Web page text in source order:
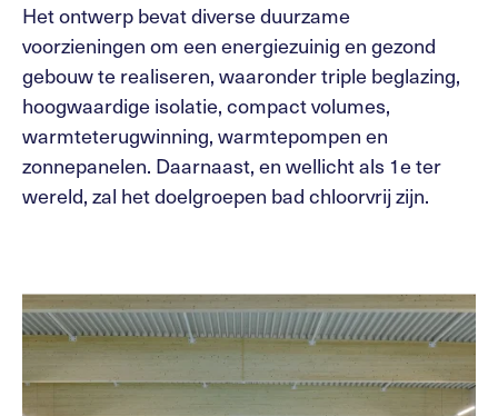
Het ontwerp bevat diverse duurzame
voorzieningen om een energiezuinig en gezond
gebouw te realiseren, waaronder triple beglazing,
hoogwaardige isolatie, compact volumes,
warmteterugwinning, warmtepompen en
zonnepanelen. Daarnaast, en wellicht als 1e ter
wereld, zal het doelgroepen bad chloorvrij zijn.